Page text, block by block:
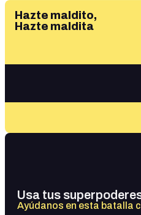
Hazte maldito,
Hazte maldita
Usa tus
Ayúdanos en esta batalla